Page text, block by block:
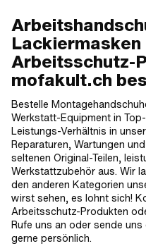
Arbeitsschutz-
mofakult.ch
Bestelle
Werkstatt-Equipment in
Leistungs-Verhältnis in
Reparaturen, Wartungen
seltenen Original-Teilen,
Werkstattzubehör aus. Wir
den anderen Kategorien
wirst sehen, es lohnt sich!
Arbeitsschutz-Produkten
Rufe uns an oder sende
gerne persönlich.